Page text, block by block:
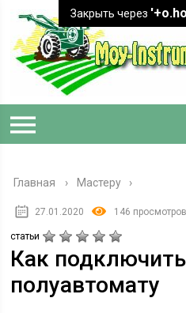
Главная › Мастеру
27.01.2020 146 просмотров
статьи
Как
полуавтомату
Закрыть через